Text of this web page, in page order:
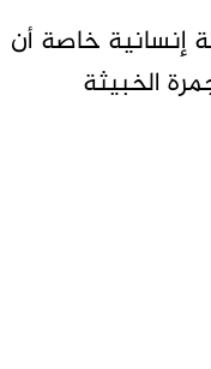
إنسانية خاصة أن
الخبيثة